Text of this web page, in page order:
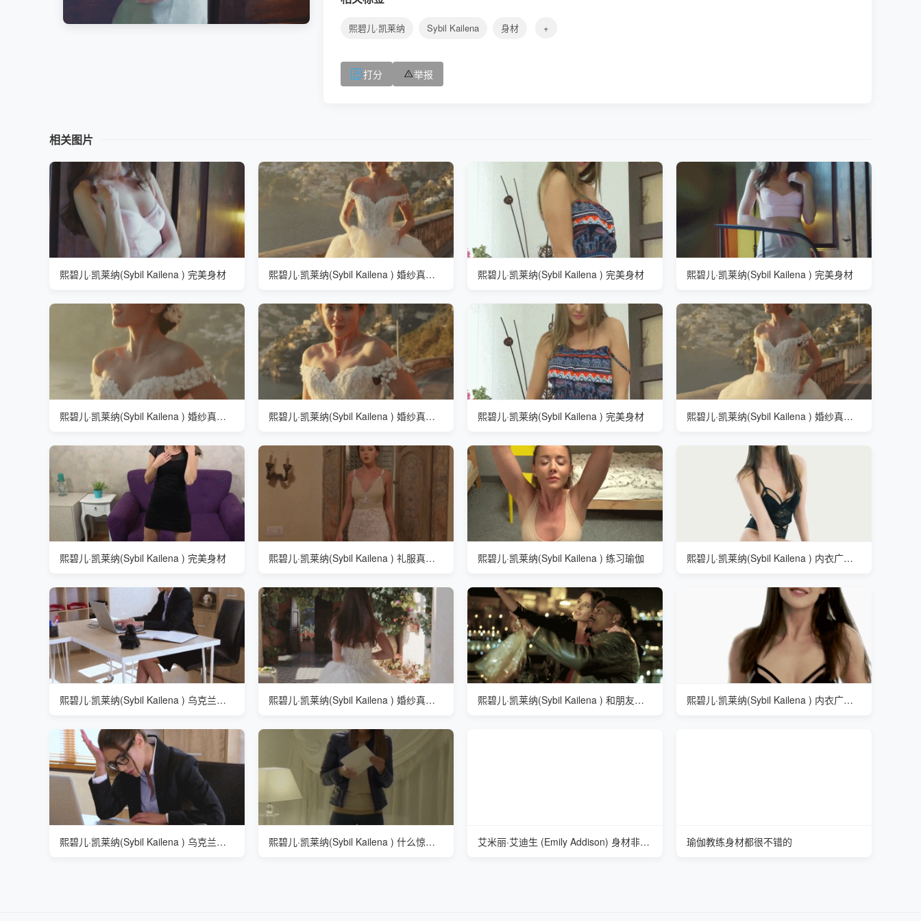
熙碧儿·凯莱纳 Sybil Kailena 身材 +
打分 举报
相关图片
熙碧儿·凯莱纳(Sybil Kailena ) 完美身材 熙碧儿·凯莱纳(Sybil Kailena ) 婚纱真漂亮 熙碧儿·凯莱纳(Sybil Kailena ) 完美身材 熙碧儿·凯莱纳(Sybil Kailena ) 完美身材
熙碧儿·凯莱纳(Sybil Kailena ) 婚纱真漂亮 熙碧儿·凯莱纳(Sybil Kailena ) 婚纱真漂亮 熙碧儿·凯莱纳(Sybil Kailena ) 完美身材 熙碧儿·凯莱纳(Sybil Kailena ) 婚纱真漂亮
熙碧儿·凯莱纳(Sybil Kailena ) 完美身材 熙碧儿·凯莱纳(Sybil Kailena ) 礼服真漂亮 熙碧儿·凯莱纳(Sybil Kailena ) 练习瑜伽 熙碧儿·凯莱纳(Sybil Kailena ) 内衣广告拍摄
熙碧儿·凯莱纳(Sybil Kailena ) 乌克兰颜值顶流 熙碧儿·凯莱纳(Sybil Kailena ) 婚纱真漂亮 熙碧儿·凯莱纳(Sybil Kailena ) 和朋友合影 熙碧儿·凯莱纳(Sybil Kailena ) 内衣广告拍摄
熙碧儿·凯莱纳(Sybil Kailena ) 乌克兰颜值顶流 熙碧儿·凯莱纳(Sybil Kailena ) 什么惊喜让她如此高兴 艾米丽·艾迪生 (Emily Addison) 身材非常哇噻 瑜伽教练身材都很不错的